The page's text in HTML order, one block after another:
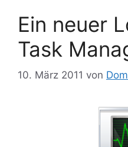
Ein neuer
Task
10. März 2011 von